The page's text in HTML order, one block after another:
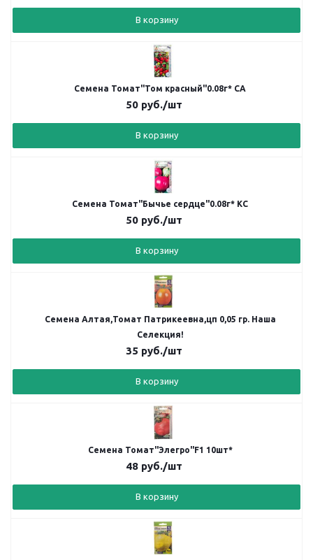
В корзину
Семена Томат"Том красный"0.08г* СА
50 руб./шт
В корзину
Семена Томат"Бычье сердце"0.08г* КС
50 руб./шт
В корзину
Семена Алтая,Томат Патрикеевна,цп 0,05 гр. Наша
Селекция!
35 руб./шт
В корзину
Семена Томат"Элегро"F1 10шт*
48 руб./шт
В корзину